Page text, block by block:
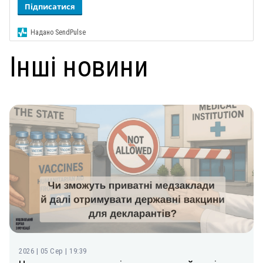
Підписатися
Надано SendPulse
Інші новини
2026 | 05 Сер | 19:39